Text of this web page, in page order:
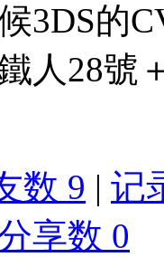
3DS的
人28號
数 9 | 记
享数 0